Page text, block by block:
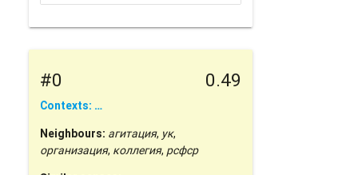
#0 0.49
Contexts: …
Neighbours: агитация, ук,
организация, коллегия, рсфср